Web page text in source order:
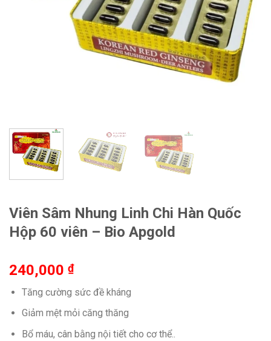
Viên Sâm Nhung Linh Chi Hàn Quốc
Hộp 60 viên – Bio Apgold
240,000 ₫
Tăng cường sức đề kháng
Giảm mệt mỏi căng thăng
Bổ máu, cân bằng nội tiết cho cơ thể..